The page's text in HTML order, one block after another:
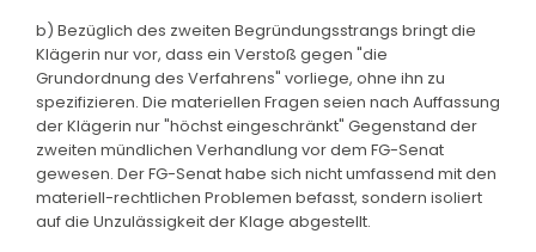
b) Bezüglich des zweiten Begründungsstrangs bringt die
Klägerin nur vor, dass ein Verstoß gegen "die
Grundordnung des Verfahrens" vorliege, ohne ihn zu
spezifizieren. Die materiellen Fragen seien nach Auffassung
der Klägerin nur "höchst eingeschränkt" Gegenstand der
zweiten mündlichen Verhandlung vor dem FG-Senat
gewesen. Der FG-Senat habe sich nicht umfassend mit den
materiell-rechtlichen Problemen befasst, sondern isoliert
auf die Unzulässigkeit der Klage abgestellt.